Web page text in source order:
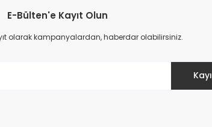
E-Bülten'e Kayıt Olun
olarak kampanyalardan, haberdar olabilirsiniz.